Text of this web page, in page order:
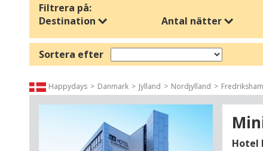
Res på en rolig upptäcktsfärd till
och
pärlorna. Eller vad sägs om en tur tillFyn och öarna, där
Vill du hellre resa på äventyr mellanJyllandspärlor så ska du
Århus. Du kan också välja en semester i
Nordjylland
med
ut på Grenen kan stå med ett ben i Skagerack och ett ben i
ISydjyllandkan du uppleva äkta dansk gemyt och
Danmark har mycket att bjuda på som semesterland för
Filtrera på:
Destination
Antal nätter
Sortera efter
Happydays Danmark Jylland Nordjylland
Hotel